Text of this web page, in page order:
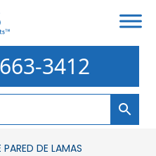
3412
PARED DE LAMAS